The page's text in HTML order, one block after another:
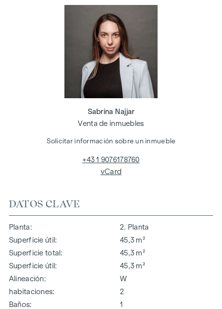
DATOS CLAVE
Planta
2. Planta
Superficie útil
45,3 m²
Superficie total
45,3 m²
Superficie útil
45,3 m²
Alineación
W
habitaciones
2
Baños
1
Sabrina Najjar
Venta de inmuebles
Solicitar información sobre un inmueble
+43 1 9076178760
vCard